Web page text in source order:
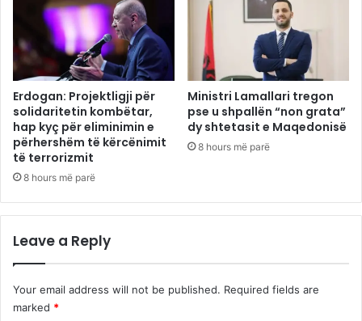
Erdogan: Projektligji për
solidaritetin kombëtar,
hap kyç për eliminimin e
përhershëm të kërcënimit
të terrorizmit
8 hours më parë
Ministri Lamallari tregon
pse u shpallën “non grata”
dy shtetasit e Maqedonisë
8 hours më parë
Leave a Reply
Your email address will not be published. Required fields are
marked *